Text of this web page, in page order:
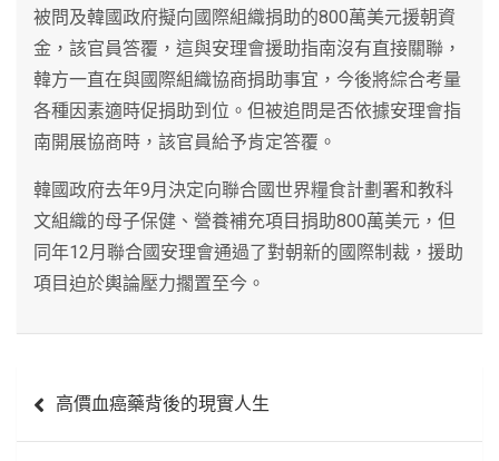
被問及韓國政府擬向國際組織捐助的800萬美元援朝資
金，該官員答覆，這與安理會援助指南沒有直接關聯，
韓方一直在與國際組織協商捐助事宜，今後將綜合考量
各種因素適時促捐助到位。但被追問是否依據安理會指
南開展協商時，該官員給予肯定答覆。
韓國政府去年9月決定向聯合國世界糧食計劃署和教科
文組織的母子保健、營養補充項目捐助800萬美元，但
同年12月聯合國安理會通過了對朝新的國際制裁，援助
項目迫於輿論壓力擱置至今。
章
高價血癌藥背後的現實人生